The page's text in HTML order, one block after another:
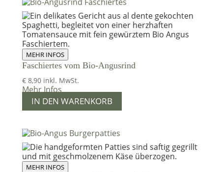
MEHR INFOS
Faschiertes vom Bio-Angusrind
€8,90 inkl. MwSt.
Mehr Infos
IN DEN WARENKORB
MEHR INFOS